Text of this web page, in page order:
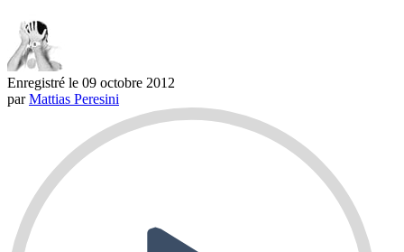
Enregistré le 09 octobre 2012
parMattias Peresini